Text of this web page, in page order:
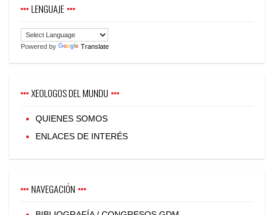
LENGUAJE
Powered by Translate
XEOLOGOS DEL MUNDU
QUIENES SOMOS
ENLACES DE INTERÉS
NAVEGACIÓN